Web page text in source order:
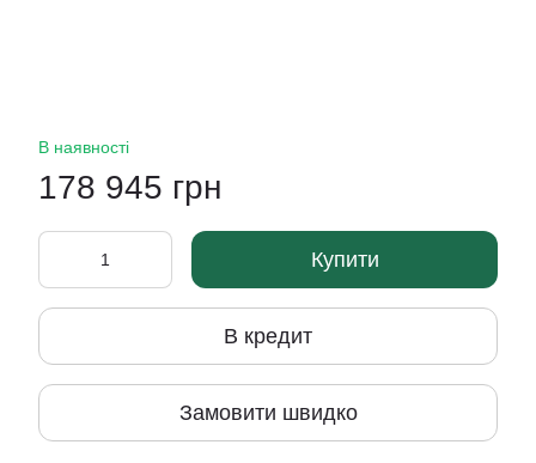
В наявності
178 945 грн
Купити
В кредит
Замовити швидко